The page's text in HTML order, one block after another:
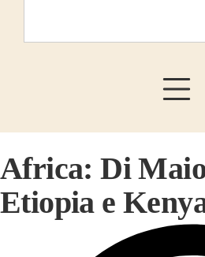
Africa: Di
Etiopia e